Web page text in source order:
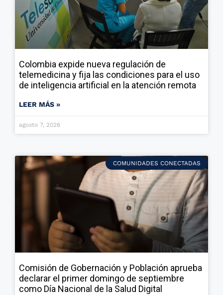
Colombia expide nueva regulación de
telemedicina y fija las condiciones para el uso
de inteligencia artificial en la atención remota
LEER MÁS »
agosto 7, 2026
COMUNIDADES CONECTADAS
Comisión de Gobernación y Población aprueba
declarar el primer domingo de septiembre
como Día Nacional de la Salud Digital